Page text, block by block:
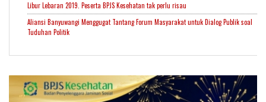
Libur Lebaran 2019. Peserta BPJS Kesehatan tak perlu risau
Aliansi Banyuwangi Menggugat Tantang Forum Masyarakat untuk Dialog Publik soal
Tuduhan Politik